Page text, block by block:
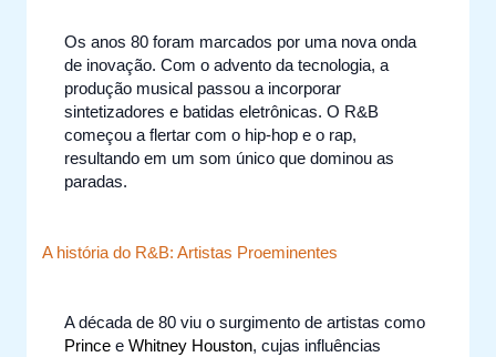
Os anos 80 foram marcados por uma nova onda
de inovação. Com o advento da tecnologia, a
produção musical passou a incorporar
sintetizadores e batidas eletrônicas. O R&B
começou a flertar com o hip-hop e o rap,
resultando em um som único que dominou as
paradas.
A história do R&B: Artistas Proeminentes
A década de 80 viu o surgimento de artistas como
Prince eWhitney Houston, cujas influências